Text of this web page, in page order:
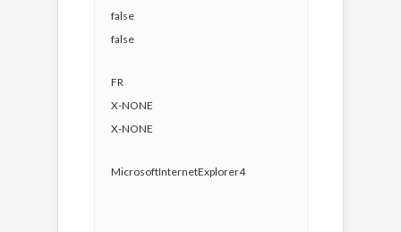
false
false
FR
X-NONE
X-NONE
MicrosoftInternetExplorer4